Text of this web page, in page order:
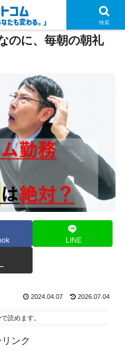
のに、毎朝の朝礼
LINE
2024.04.07 2026.07.04
で読めます。
ンク
検索